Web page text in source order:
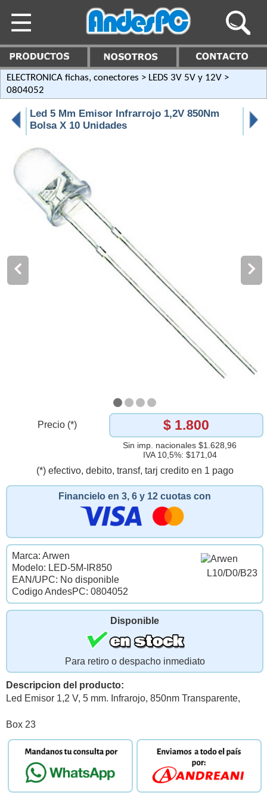
ELECTRONICA fichas, conectores > LEDS 3V 5V y 12V >
0804052
Led 5 Mm Emisor Infrarrojo 1,2V 850Nm
Bolsa X 10 Unidades
Precio (*) $ 1.800
Sin imp. nacionales $1.628,96
IVA 10,5%: $171,04
(*) efectivo, debito, transf, tarj credito en 1 pago
Financielo en 3, 6 y 12 cuotas con
L10/D0/B23
Marca: Arwen
Modelo: LED-5M-IR850
EAN/UPC: No disponible
Codigo AndesPC: 0804052
Disponible
Para retiro o despacho inmediato
Descripcion del producto:
Led Emisor 1,2 V, 5 mm. Infrarojo, 850nm Transparente,
Box 23